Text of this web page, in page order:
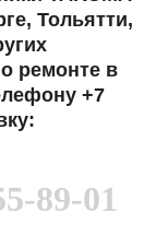
Тольятти,
ремонте в
+7
89-01